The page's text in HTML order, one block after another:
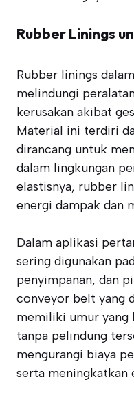
Rubber Linings
Rubber linings
melindungi
kerusakan akibat
Material ini terdiri
dirancang untuk
dalam lingkungan
elastisnya, rubber
energi dampak dan
Dalam aplikasi
sering digunakan
penyimpanan, dan
conveyor belt yang
memiliki umur yang
tanpa pelindung
mengurangi biaya
serta meningkatkan